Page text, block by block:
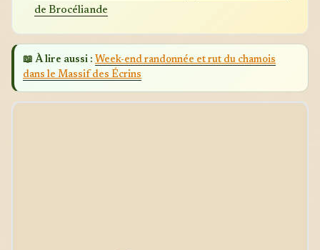
de Brocéliande
📖 À lire aussi : Week-end randonnée et rut du chamois
dans le Massif des Écrins